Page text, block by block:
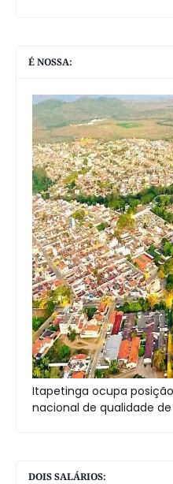
É NOSSA:
Itapetinga ocupa
nacional de qualidade
DOIS SALÁRIOS: